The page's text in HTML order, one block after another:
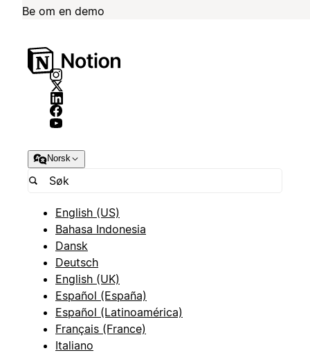
Be om en demo
Norsk
English (US)
Bahasa Indonesia
Dansk
Deutsch
English (UK)
Español (España)
Español (Latinoamérica)
Français (France)
Italiano